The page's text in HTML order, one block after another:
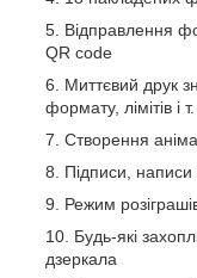
Відправлення
QR code
Миттєвий друк
формату, лімітів і т.
Створення
Підписи,
Режим
Будь-які
дзеркала